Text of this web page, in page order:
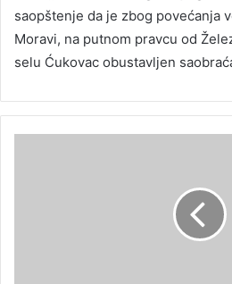
saopštenje da je zbog povećanja
Moravi, na putnom pravcu od
selu Ćukovac obustavljen